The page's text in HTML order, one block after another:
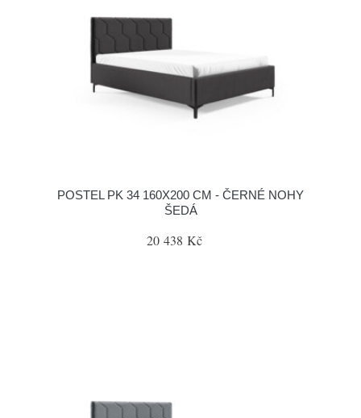
POSTEL PK 34 160X200 CM - ČERNÉ NOHY
ŠEDÁ
20 438 Kč